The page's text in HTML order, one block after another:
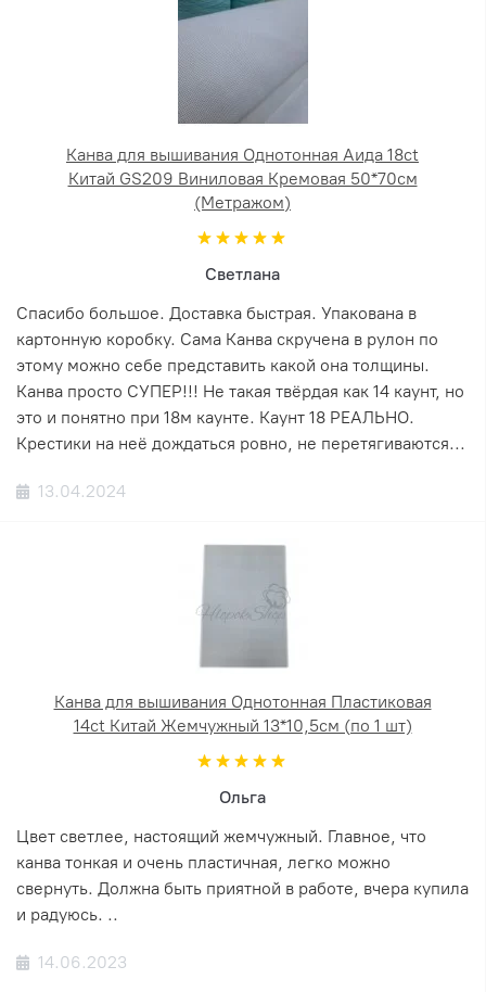
Канва для вышивания Однотонная Аида 18ct
Китай GS209 Виниловая Кремовая 50*70см
(Метражом)
Светлана
Спасибо большое. Доставка быстрая. Упакована в
картонную коробку. Сама Канва скручена в рулон по
этому можно себе представить какой она толщины.
Канва просто СУПЕР!!! Не такая твёрдая как 14 каунт, но
это и понятно при 18м каунте. Каунт 18 РЕАЛЬНО.
Крестики на неё дождаться ровно, не перетягиваются...
13.04.2024
Канва для вышивания Однотонная Пластиковая
14ct Китай Жемчужный 13*10,5см (по 1 шт)
Ольга
Цвет светлее, настоящий жемчужный. Главное, что
канва тонкая и очень пластичная, легко можно
свернуть. Должна быть приятной в работе, вчера купила
и радуюсь. ..
14.06.2023